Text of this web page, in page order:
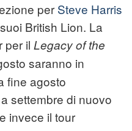
per Steve Harris
British Lion. La
per il Legacy of the
saranno in
fine agosto
settembre di nuovo
invece il tour